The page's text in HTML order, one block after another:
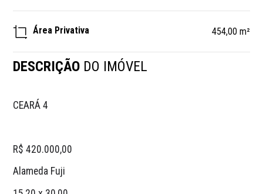
Área Privativa 454,00 m²
DESCRIÇÃO DO IMÓVEL
CEARÁ 4
R$ 420.000,00
Alameda Fuji